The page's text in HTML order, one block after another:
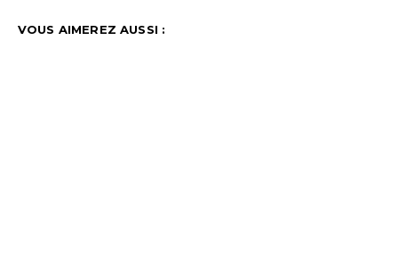
VOUS AIMEREZ AUSSI :